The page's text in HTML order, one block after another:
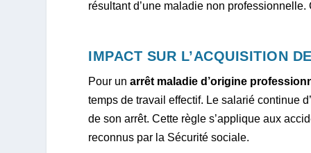
résultant d’une maladie non
IMPACT SUR L’ACQUISITION
Pour unarrêt maladie d’origine
temps de travail effectif. Le salarié continue
de son arrêt. Cette règle s’applique aux
reconnus par la Sécurité sociale.